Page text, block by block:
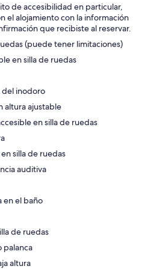
de accesibilidad en particular,
el alojamiento con la información
que recibiste al reservar.
(puede tener limitaciones)
en silla de ruedas
del inodoro
altura ajustable
en silla de ruedas
silla de ruedas
auditiva
en el baño
de ruedas
palanca
altura